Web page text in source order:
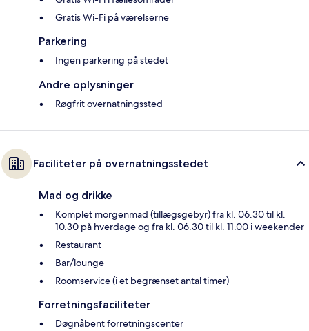
Gratis Wi-Fi på værelserne
Parkering
Ingen parkering på stedet
Andre oplysninger
Røgfrit overnatningssted
Faciliteter på overnatningsstedet
Mad og drikke
Komplet morgenmad (tillægsgebyr) fra kl. 06.30 til kl.
10.30 på hverdage og fra kl. 06.30 til kl. 11.00 i weekender
Restaurant
Bar/lounge
Roomservice (i et begrænset antal timer)
Forretningsfaciliteter
Døgnåbent forretningscenter